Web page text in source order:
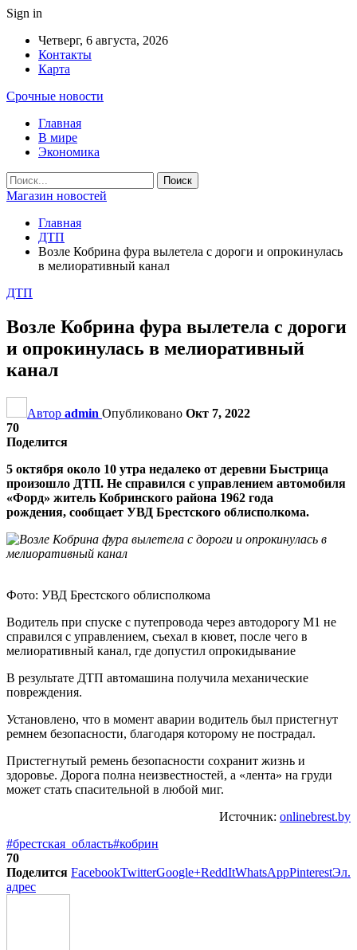
Sign in
Четверг, 6 августа, 2026
Контакты
Карта
Срочные новости
Главная
В мире
Экономика
Магазин новостей
Главная
ДТП
Возле Кобрина фура вылетела с дороги и опрокинулась
в мелиоративный канал
ДТП
Возле Кобрина фура вылетела с дороги
и опрокинулась в мелиоративный
канал
Автор admin Опубликовано Окт 7, 2022
70
Поделится
5 октября около 10 утра недалеко от деревни Быстрица
произошло ДТП. Не справился с управлением автомобиля
«Форд» житель Кобринского района 1962 года
рождения, сообщает УВД Брестского облисполкома.
Фото: УВД Брестского облисполкома
Водитель при спуске с путепровода через автодорогу М1 не
справился с управлением, съехал в кювет, после чего в
мелиоративный канал, где допустил опрокидывание
В результате ДТП автомашина получила механические
повреждения.
Установлено, что в момент аварии водитель был пристегнут
ремнем безопасности, благодаря которому не пострадал.
Пристегнутый ремень безопасности сохранит жизнь и
здоровье. Дорога полна неизвестностей, а «лента» на груди
может стать спасительной в любой миг.
Источник: onlinebrest.by
#брестская_область#кобрин
70
Поделится FacebookTwitterGoogle+ReddItWhatsAppPinterestЭл.
адрес